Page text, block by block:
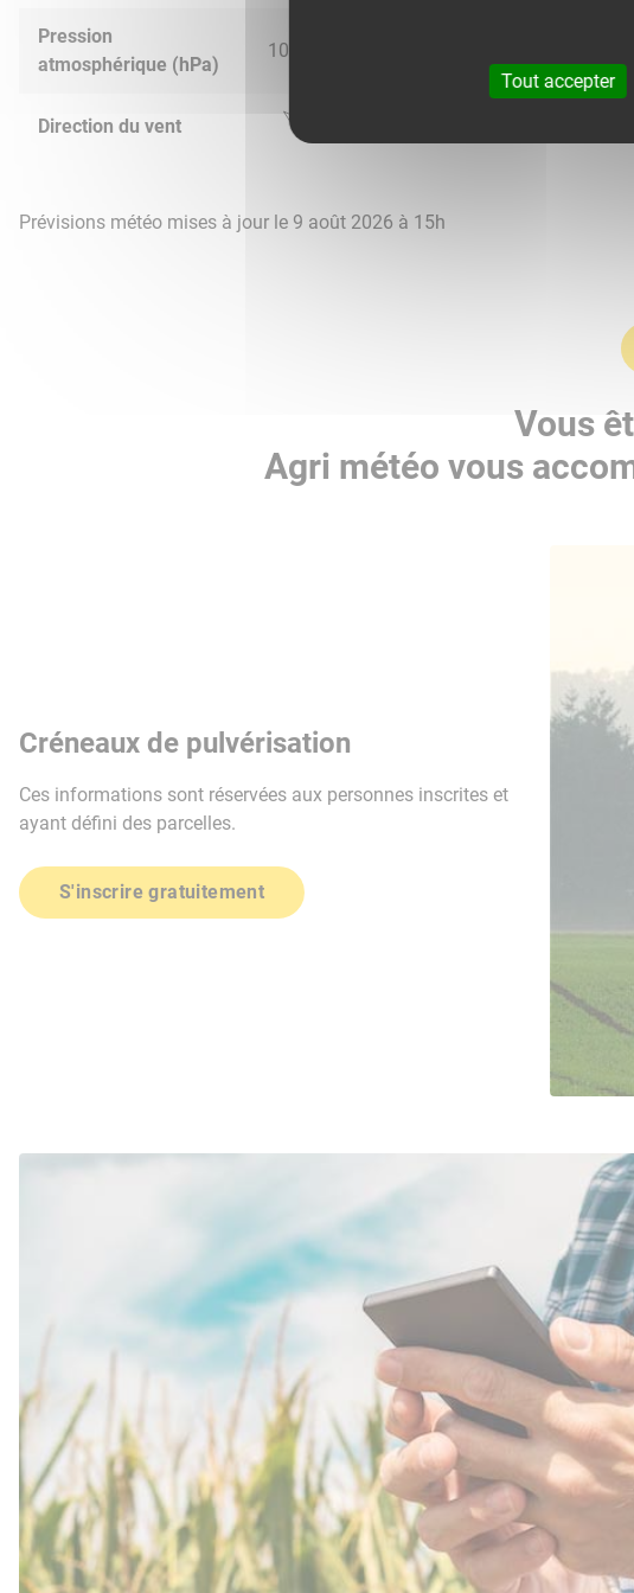
Pression
atmosphérique (hPa)
1016.0
Direction du vent
Prévisions météo mises à jour le 9 août 2026 à 15h
Vous
Agri météo vous
Créneaux de pulvérisation
Ces informations sont réservées aux personnes inscrites et
ayant défini des parcelles.
S'inscrire gratuitement
Tout accepter